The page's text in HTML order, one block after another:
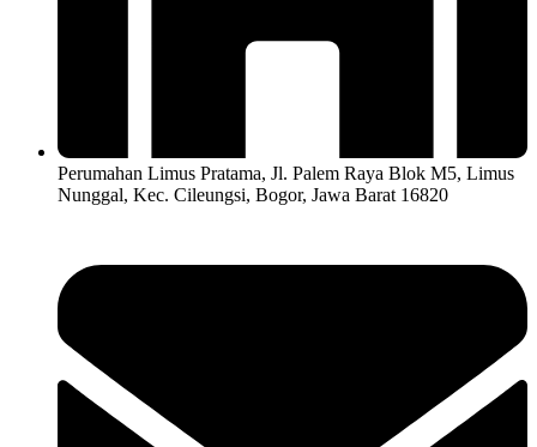
Perumahan Limus Pratama, Jl. Palem Raya Blok M5, Limus
Nunggal, Kec. Cileungsi, Bogor, Jawa Barat 16820